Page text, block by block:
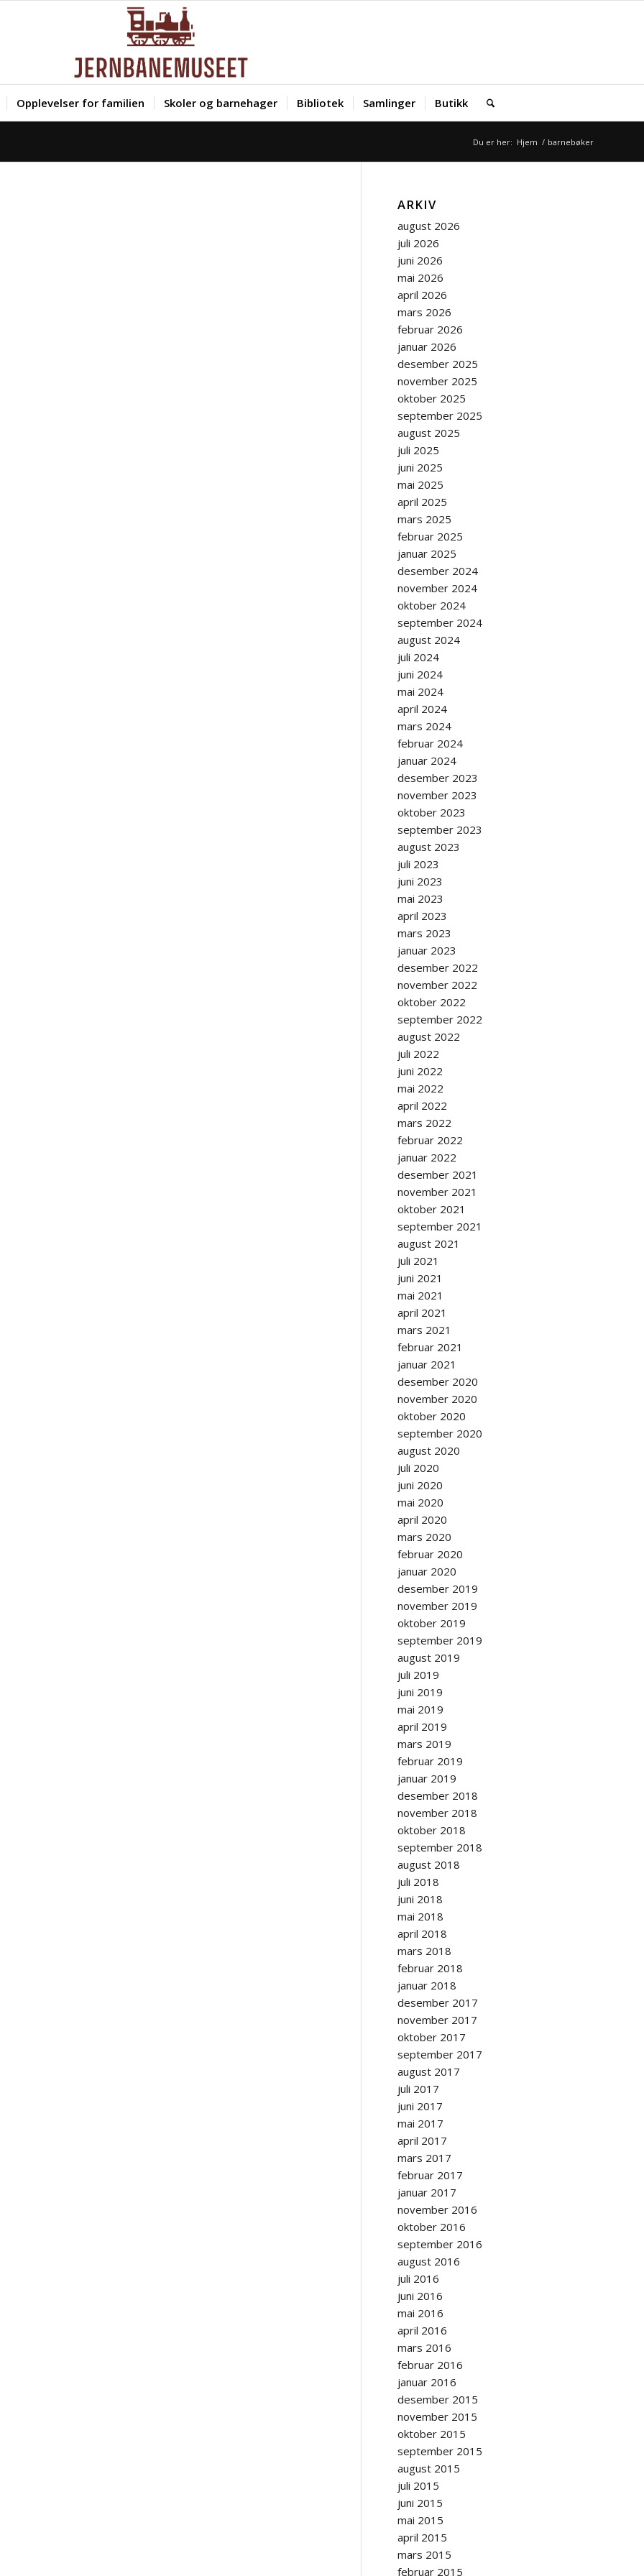
Opplevelser for familien Skoler og barnehager Bibliotek Samlinger Butikk
Du er her: Hjem / barnebøker
ARKIV
august 2026
juli 2026
juni 2026
mai 2026
april 2026
mars 2026
februar 2026
januar 2026
desember 2025
november 2025
oktober 2025
september 2025
august 2025
juli 2025
juni 2025
mai 2025
april 2025
mars 2025
februar 2025
januar 2025
desember 2024
november 2024
oktober 2024
september 2024
august 2024
juli 2024
juni 2024
mai 2024
april 2024
mars 2024
februar 2024
januar 2024
desember 2023
november 2023
oktober 2023
september 2023
august 2023
juli 2023
juni 2023
mai 2023
april 2023
mars 2023
januar 2023
desember 2022
november 2022
oktober 2022
september 2022
august 2022
juli 2022
juni 2022
mai 2022
april 2022
mars 2022
februar 2022
januar 2022
desember 2021
november 2021
oktober 2021
september 2021
august 2021
juli 2021
juni 2021
mai 2021
april 2021
mars 2021
februar 2021
januar 2021
desember 2020
november 2020
oktober 2020
september 2020
august 2020
juli 2020
juni 2020
mai 2020
april 2020
mars 2020
februar 2020
januar 2020
desember 2019
november 2019
oktober 2019
september 2019
august 2019
juli 2019
juni 2019
mai 2019
april 2019
mars 2019
februar 2019
januar 2019
desember 2018
november 2018
oktober 2018
september 2018
august 2018
juli 2018
juni 2018
mai 2018
april 2018
mars 2018
februar 2018
januar 2018
desember 2017
november 2017
oktober 2017
september 2017
august 2017
juli 2017
juni 2017
mai 2017
april 2017
mars 2017
februar 2017
januar 2017
november 2016
oktober 2016
september 2016
august 2016
juli 2016
juni 2016
mai 2016
april 2016
mars 2016
februar 2016
januar 2016
desember 2015
november 2015
oktober 2015
september 2015
august 2015
juli 2015
juni 2015
mai 2015
april 2015
mars 2015
februar 2015